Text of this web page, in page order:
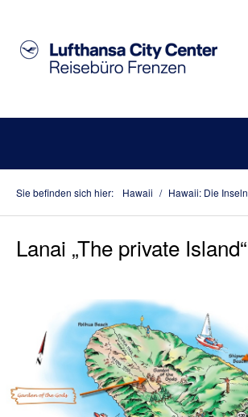
Sie befinden sich hier: Hawaii / Hawaii: Die Inseln
Lanai „The private Island“